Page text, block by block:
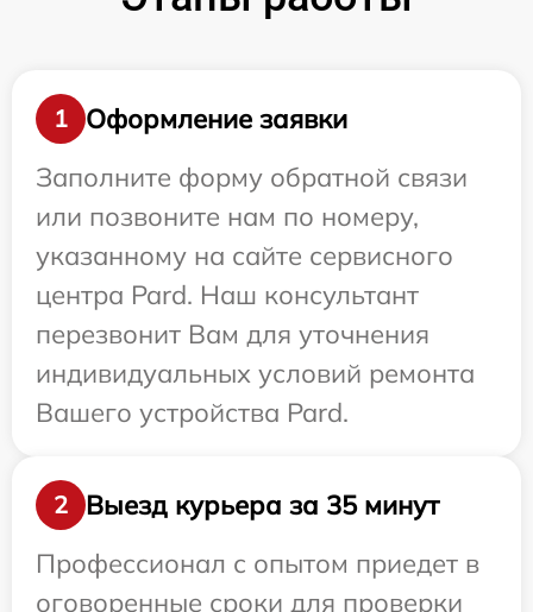
1
Оформление заявки
Заполните форму обратной связи
или позвоните нам по номеру,
указанному на сайте сервисного
центра Pard. Наш консультант
перезвонит Вам для уточнения
индивидуальных условий ремонта
Вашего устройства Pard.
2
Выезд курьера за 35 минут
Профессионал с опытом приедет в
оговоренные сроки для проверки